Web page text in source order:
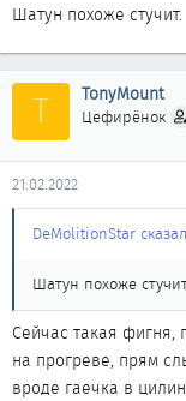
Шатун похоже стучит.
T TonyMount
Цефирёнок
21.02.2022
DeMolitionStar
Шатун похоже
Сейчас такая фигня,
на прогреве, прям
вроде гаечка в